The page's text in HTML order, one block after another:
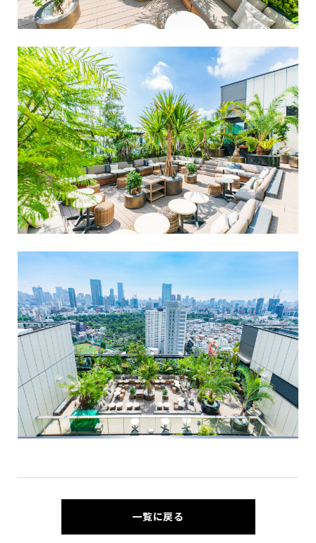
一覧に戻る